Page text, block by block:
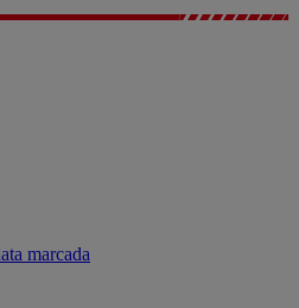
marcada